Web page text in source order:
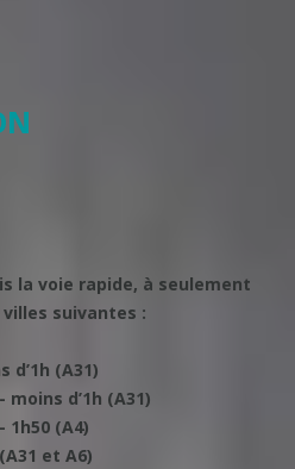
la voie rapide, à seulement
suivantes :
d’1h (A31)
moins d’1h (A31)
1h50 (A4)
et A6)